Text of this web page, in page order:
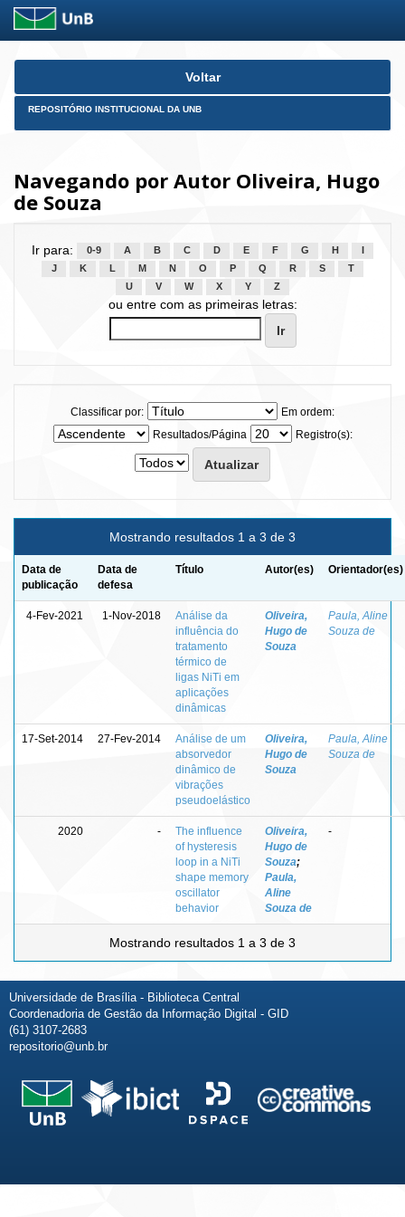
Skip
Voltar
REPOSITÓRIO INSTITUCIONAL DA UNB
Navegando por Autor Oliveira, Hugo
de Souza
Ir para: 0-9 A B C D E F G H
J
K L M N O P Q R S
T
U
V W X Y Z
ou entre com as primeiras letras:
Classificar por:
Em ordem:
Resultados/Página
Registro(s):
Mostrando resultados 1 a 3 de 3
Data de
publicação
Data de
defesa
Título Autor(es) Orientador(es)
4-Fev-2021 1-Nov-2018
Análise da
influência do
tratamento
térmico de
ligas NiTi em
aplicações
dinâmicas
Oliveira,
Hugo de
Souza
Paula, Aline
Souza de
17-Set-2014 27-Fev-2014
Análise de um
absorvedor
dinâmico de
vibrações
pseudoelástico
Oliveira,
Hugo de
Souza
Paula, Aline
Souza de
2020 -
The influence
of hysteresis
loop in a NiTi
shape memory
oscillator
behavior
Oliveira,
Hugo de
Souza;
Paula,
Aline
Souza de
-
Mostrando resultados 1 a 3 de 3
Universidade de Brasília - Biblioteca Central
Coordenadoria de Gestão da Informação Digital - GID
(61) 3107-2683
repositorio@unb.br